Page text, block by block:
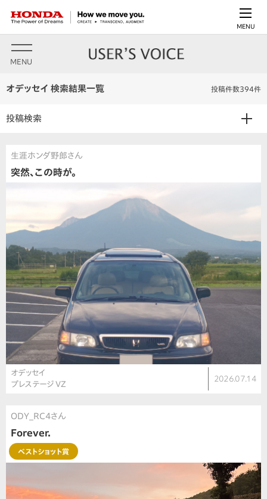
MENU
MENU
オデッセイ 検索結果一覧 投稿件数394件
投稿検索
生涯ホンダ野郎さん
突然、この時が。
オデッセイ
プレステージ VZ
2026.07.14
ODY_RC4さん
Forever.
ベストショット賞